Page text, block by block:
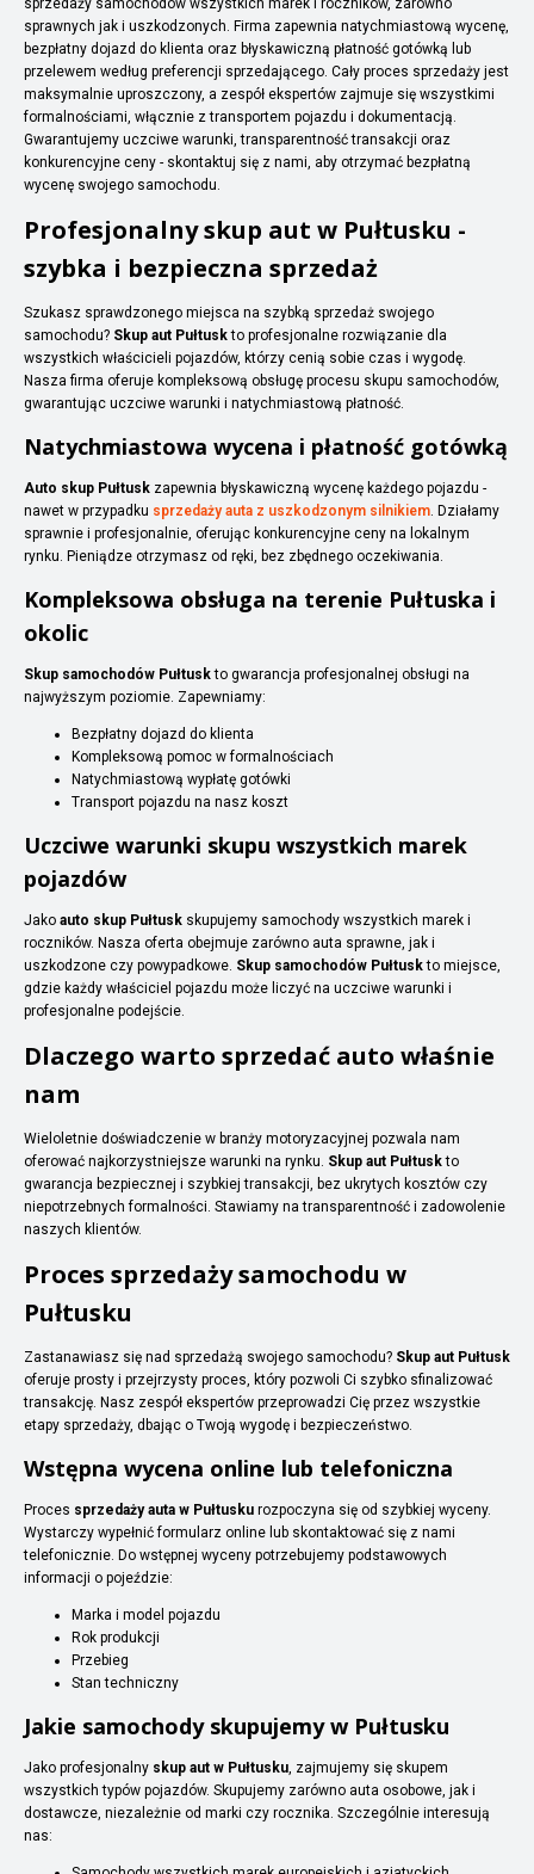
sprzedaży samochodów wszystkich marek i roczników, zarówno
sprawnych jak i uszkodzonych. Firma zapewnia natychmiastową wycenę,
bezpłatny dojazd do klienta oraz błyskawiczną płatność gotówką lub
przelewem według preferencji sprzedającego. Cały proces sprzedaży jest
maksymalnie uproszczony, a zespół ekspertów zajmuje się wszystkimi
formalnościami, włącznie z transportem pojazdu i dokumentacją.
Gwarantujemy uczciwe warunki, transparentność transakcji oraz
konkurencyjne ceny - skontaktuj się z nami, aby otrzymać bezpłatną
wycenę swojego samochodu.
Profesjonalny skup aut w Pułtusku -
szybka i bezpieczna sprzedaż
Szukasz sprawdzonego miejsca na szybką sprzedaż swojego
samochodu? Skup aut Pułtuskto profesjonalne rozwiązanie dla
wszystkich właścicieli pojazdów, którzy cenią sobie czas i wygodę.
Nasza firma oferuje kompleksową obsługę procesu skupu samochodów,
gwarantując uczciwe warunki i natychmiastową płatność.
Natychmiastowa wycena i płatność gotówką
Auto skup Pułtusk zapewnia błyskawiczną wycenę każdego pojazdu -
nawet w przypadku sprzedaży auta z uszkodzonym silnikiem. Działamy
sprawnie i profesjonalnie, oferując konkurencyjne ceny na lokalnym
rynku. Pieniądze otrzymasz od ręki, bez zbędnego oczekiwania.
Kompleksowa obsługa na terenie Pułtuska i
okolic
Skup samochodów Pułtuskto gwarancja profesjonalnej obsługi na
najwyższym poziomie. Zapewniamy:
Bezpłatny dojazd do klienta
Kompleksową pomoc w formalnościach
Natychmiastową wypłatę gotówki
Transport pojazdu na nasz koszt
Uczciwe warunki skupu wszystkich marek
pojazdów
Jako auto skup Pułtusk skupujemy samochody wszystkich marek i
roczników. Nasza oferta obejmuje zarówno auta sprawne, jak i
uszkodzone czy powypadkowe. Skup samochodów Pułtuskto miejsce,
gdzie każdy właściciel pojazdu może liczyć na uczciwe warunki i
profesjonalne podejście.
Dlaczego warto sprzedać auto właśnie
nam
Wieloletnie doświadczenie w branży motoryzacyjnej pozwala nam
oferować najkorzystniejsze warunki na rynku. Skup aut Pułtuskto
gwarancja bezpiecznej i szybkiej transakcji, bez ukrytych kosztów czy
niepotrzebnych formalności. Stawiamy na transparentność i zadowolenie
naszych klientów.
Proces sprzedaży samochodu w
Pułtusku
Zastanawiasz się nad sprzedażą swojego samochodu? Skup aut Pułtusk
oferuje prosty i przejrzysty proces, który pozwoli Ci szybko sfinalizować
transakcję. Nasz zespół ekspertów przeprowadzi Cię przez wszystkie
etapy sprzedaży, dbając o Twoją wygodę i bezpieczeństwo.
Wstępna wycena online lub telefoniczna
Proces sprzedaży auta w Pułtusku rozpoczyna się od szybkiej wyceny.
Wystarczy wypełnić formularz online lub skontaktować się z nami
telefonicznie. Do wstępnej wyceny potrzebujemy podstawowych
informacji o pojeździe:
Marka i model pojazdu
Rok produkcji
Przebieg
Stan techniczny
Jakie samochody skupujemy w Pułtusku
Jako profesjonalny skup aut w Pułtusku, zajmujemy się skupem
wszystkich typów pojazdów. Skupujemy zarówno auta osobowe, jak i
dostawcze, niezależnie od marki czy rocznika. Szczególnie interesują
nas: